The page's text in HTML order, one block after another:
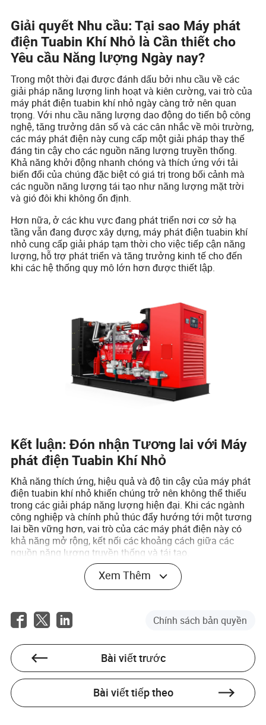
Giải quyết Nhu cầu: Tại sao Máy phát
điện Tuabin Khí Nhỏ là Cần thiết cho
Yêu cầu Năng lượng Ngày nay?
Trong một thời đại được đánh dấu bởi nhu cầu về các
giải pháp năng lượng linh hoạt và kiên cường, vai trò của
máy phát điện tuabin khí nhỏ ngày càng trở nên quan
trọng. Với nhu cầu năng lượng dao động do tiến bộ công
nghệ, tăng trưởng dân số và các cân nhắc về môi trường,
các máy phát điện này cung cấp một giải pháp thay thế
đáng tin cậy cho các nguồn năng lượng truyền thống.
Khả năng khởi động nhanh chóng và thích ứng với tải
biến đổi của chúng đặc biệt có giá trị trong bối cảnh mà
các nguồn năng lượng tái tạo như năng lượng mặt trời
và gió đôi khi không ổn định.
Hơn nữa, ở các khu vực đang phát triển nơi cơ sở hạ
tầng vẫn đang được xây dựng, máy phát điện tuabin khí
nhỏ cung cấp giải pháp tạm thời cho việc tiếp cận năng
lượng, hỗ trợ phát triển và tăng trưởng kinh tế cho đến
khi các hệ thống quy mô lớn hơn được thiết lập.
Kết luận: Đón nhận Tương lai với Máy
phát điện Tuabin Khí Nhỏ
Khả năng thích ứng, hiệu quả và độ tin cậy của máy phát
điện tuabin khí nhỏ khiến chúng trở nên không thể thiếu
trong các giải pháp năng lượng hiện đại. Khi các ngành
công nghiệp và chính phủ thúc đẩy hướng tới một tương
lai bền vững hơn, vai trò của các máy phát điện này có
khả năng mở rộng, kết nối các khoảng cách giữa các
nguồn năng lượng truyền thống và tái tạo.
Câu hỏi Thường gặp
nhỏ có thể sử dụng?
nhiên liệu như khí tự nhiên, dầu diesel và nhiên liệu sinh
học.
Q: Các máy phát điện tuabin khí nhỏ có thân thiện với
môi trường không?
Xem Thêm
Chính sách bản quyền
Bài viết trước
Bài viết tiếp theo